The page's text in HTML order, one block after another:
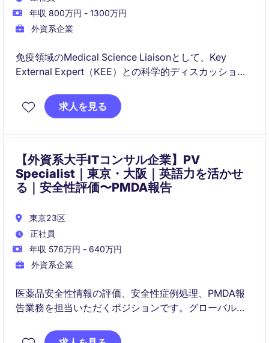
年収 800万円 - 1300万円
外資系企業
免疫領域のMedical Science Liaisonとして、Key
External Expert（KEE）との科学的ディスカッション
ディカル戦略の推進を担うポジションです。医師主導
研究（IIS）の支援やクロスファンクショナルなプロジ
求人を見る
【外資系大手ITコンサル企業】PV
Specialist｜東京・大阪｜英語力を活かせ
る｜安全性評価〜PMDA報告
東京23区
正社員
年収 576万円 - 640万円
外資系企業
医薬品安全性情報の評価、安全性症例処理、PMDA報
告業務を担当いただくポジションです。グローバル製
ながら専門性を高めることができます。